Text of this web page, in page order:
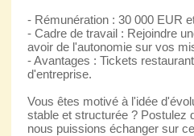
- Rémunération : 30 000 EUR
- Cadre de travail : Rejoindre
avoir de l'autonomie sur vos
- Avantages : Tickets
d'entreprise.
Vous êtes motivé à l'idée
stable et structurée ? Postulez
nous puissions échanger sur